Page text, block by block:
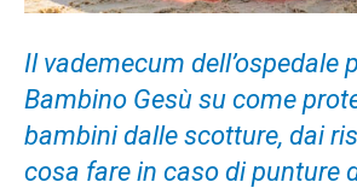
Il vademecum dell’ospedale
Bambino Gesù su come
bambini dalle scotture, dai
cosa fare in caso di punture